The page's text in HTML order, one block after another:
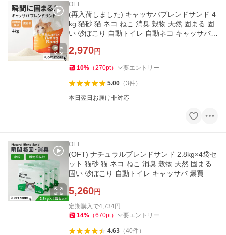
OFT
(再入荷しました) キャッサバブレンドサンド 4
kg 猫砂 猫 ネコ ねこ 消臭 穀物 天然 固まる 固
い 砂ぼこり 自動トイレ 自動ネコ キャッサバ
2,970円
10% （270pt） 要エントリー
5.00（3件）
本日翌日お届け非対応
OFT
(OFT) ナチュラルブレンドサンド 2.8kg×4袋セ
ット 猫砂 猫 ネコ ねこ 消臭 穀物 天然 固まる
固い 砂ぼこり 自動トイレ キャッサバ 爆買
5,260円
定期購入で4,734円
14% （670pt） 要エントリー
4.63（40件）